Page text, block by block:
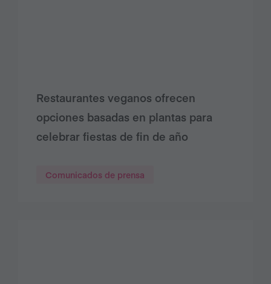
Restaurantes veganos ofrecen
opciones basadas en plantas para
celebrar fiestas de fin de año
Comunicados de prensa